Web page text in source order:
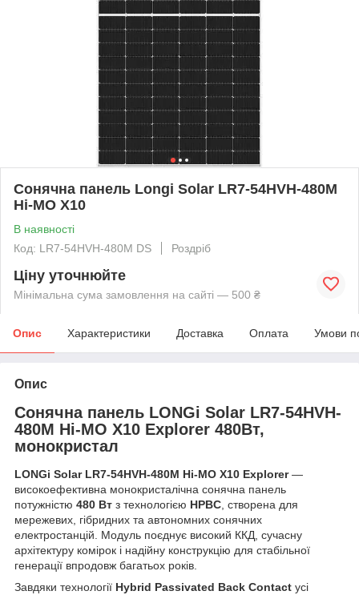
Сонячна панель Longi Solar LR7-54HVH-480M
Hi-MO X10
В наявності
Код: LR7-54HVH-480M DS
Роздріб
Ціну уточнюйте
Мінімальна сума замовлення на сайті — 500 ₴
Опис Характеристики Доставка Оплата Умови
Опис
Сонячна панель LONGi Solar LR7-54HVH-
480M Hi-MO X10 Explorer 480Вт,
монокристал
LONGi Solar LR7-54HVH-480M Hi-MO X10 Explorer—
високоефективна монокристалічна сонячна панель
потужністю 480 Вт з технологією HPBC, створена для
мережевих, гібридних та автономних сонячних
електростанцій. Модуль поєднує високий ККД, сучасну
архітектуру комірок і надійну конструкцію для стабільної
генерації впродовж багатьох років.
Завдяки технології Hybrid Passivated Back Contact усі